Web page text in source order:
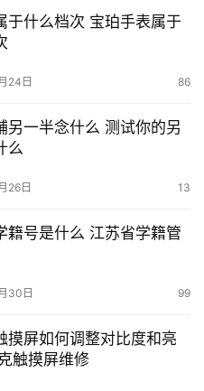
于什么档次 宝珀手表属于
24日 86
另一半念什么 测试你的另
么
26日 13
籍号是什么 江苏省学籍管
30日 99
摸屏如何调整对比度和亮
触摸屏维修